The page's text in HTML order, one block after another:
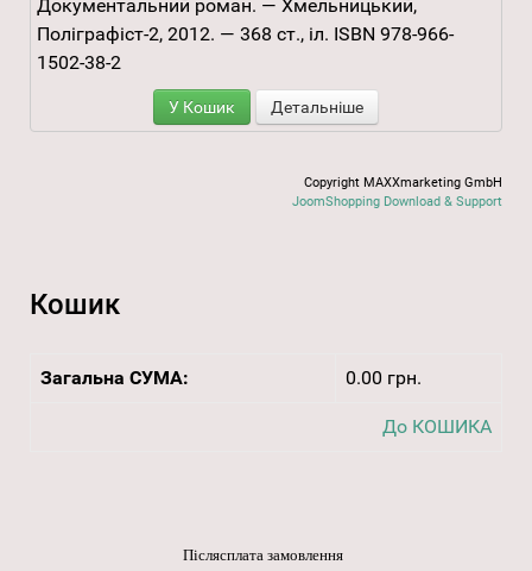
Документальний роман. — Хмельницький,
Поліграфіст-2, 2012. — 368 ст., іл. ISBN 978-966-
1502-38-2
У Кошик Детальніше
Copyright MAXXmarketing GmbH
JoomShopping Download & Support
Кошик
Загальна СУМА: 0.00 грн.
До КОШИКА
Післясплата замовлення